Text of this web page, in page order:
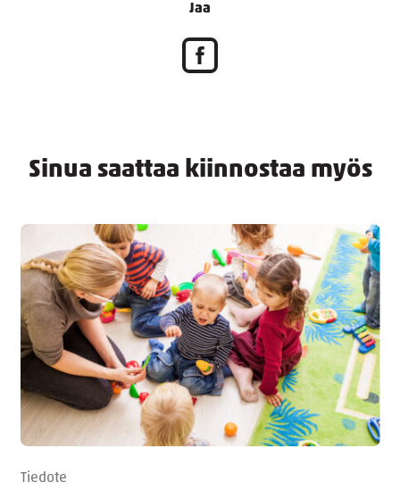
Jaa
Sinua saattaa kiinnostaa myös
Tiedote